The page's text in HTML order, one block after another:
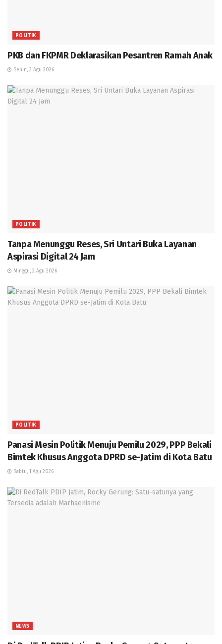
POLITIK
PKB dan FKPMR Deklarasikan Pesantren Ramah Anak
Senin, 3 Agu 2026
POLITIK
Tanpa Menunggu Reses, Sri Untari Buka Layanan
Aspirasi Digital 24 Jam
Minggu, 2 Agu 2026
POLITIK
Panasi Mesin Politik Menuju Pemilu 2029, PPP Bekali
Bimtek Khusus Anggota DPRD se-Jatim di Kota Batu
Sabtu, 1 Agu 2026
NEWS